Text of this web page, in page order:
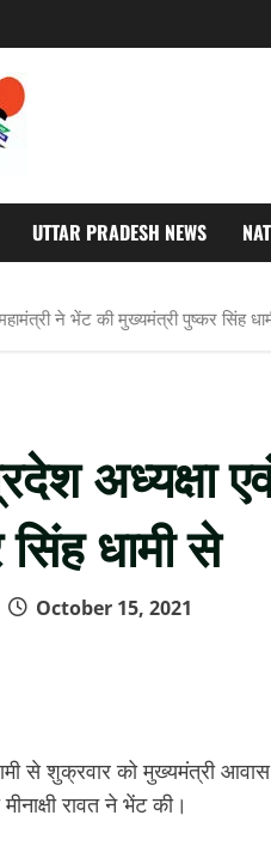
UTTAR PRADESH NEWS
ने भेंट की मुख्यमंत्री पुष्कर सिंह
अध्यक्षा
धामी से
October 15, 2021
से शुक्रवार को मुख्यमंत्री
रावत ने भेंट की।